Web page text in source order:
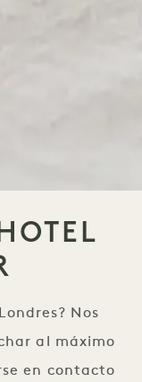
Nos
al máximo
en contacto